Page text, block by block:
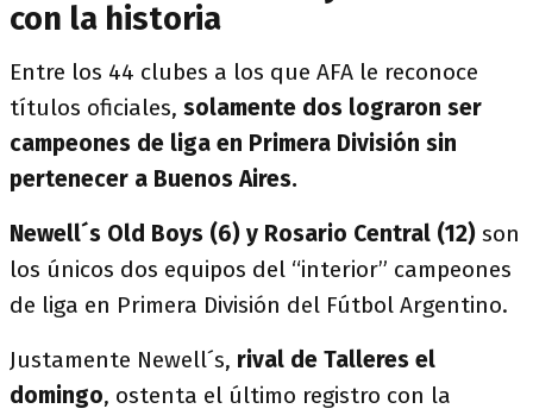
con la historia
Entre los 44 clubes a los que AFA le reconoce
títulos oficiales, solamente dos lograron ser
campeones de liga en Primera División sin
pertenecer a Buenos Aires.
Newell´s Old Boys (6) y Rosario Central (12) son
los únicos dos equipos del “interior” campeones
de liga en Primera División del Fútbol Argentino.
Justamente Newell´s, rival de Talleres el
domingo, ostenta el último registro con la